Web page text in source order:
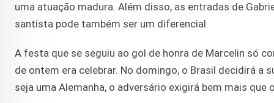
uma atuação madura. Além disso, as entradas de
santista pode também ser um diferencial.
A festa que se seguiu ao gol de honra de Marcelin só
de ontem era celebrar. No domingo, o Brasil decidirá a
seja uma Alemanha, o adversário exigirá bem mais que